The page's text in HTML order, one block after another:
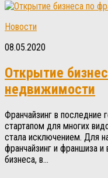
Новости
08.05.2020
Открытие
недвижимости
Франчайзинг в последние
стартапом для многих
стала исключением. Для
франчайзинг и франшиза
бизнеса, в...